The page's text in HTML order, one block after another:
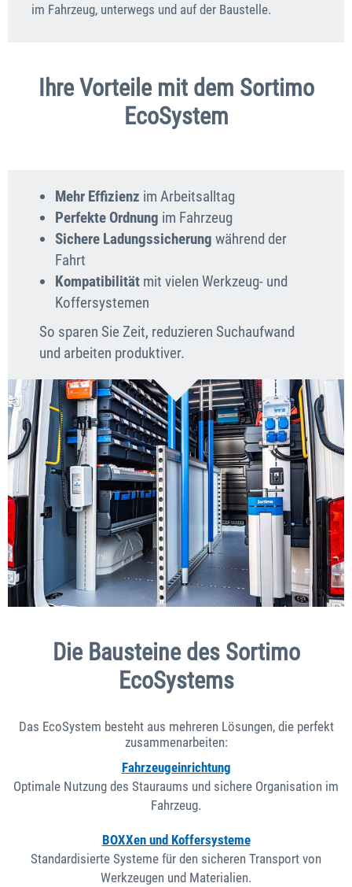
im Fahrzeug, unterwegs und auf der Baustelle.
Ihre Vorteile mit dem Sortimo
EcoSystem
Mehr Effizienz im Arbeitsalltag
Perfekte Ordnung im Fahrzeug
Sichere Ladungssicherung während der
Fahrt
Kompatibilität mit vielen Werkzeug- und
Koffersystemen
So sparen Sie Zeit, reduzieren Suchaufwand
und arbeiten produktiver.
Die Bausteine des Sortimo
EcoSystems
Das EcoSystem besteht aus mehreren Lösungen, die perfekt
zusammenarbeiten:
Fahrzeugeinrichtung
Optimale Nutzung des Stauraums und sichere Organisation im
Fahrzeug.
BOXXen und Koffersysteme
Standardisierte Systeme für den sicheren Transport von
Werkzeugen und Materialien.